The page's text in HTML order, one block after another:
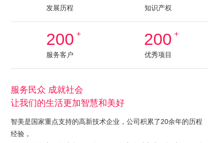
发展历程 知识产权
200 +
服务客户
200 +
优秀项目
服务民众 成就社会
让我们的生活更加智慧和美好
智美是国家重点支持的高新技术企业，公司积累了20余年的历程
经验，